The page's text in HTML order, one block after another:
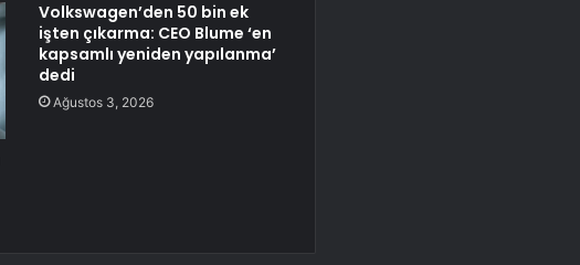
Volkswagen’den 50 bin ek
işten çıkarma: CEO Blume ‘en
kapsamlı yeniden yapılanma’
dedi
Ağustos 3, 2026